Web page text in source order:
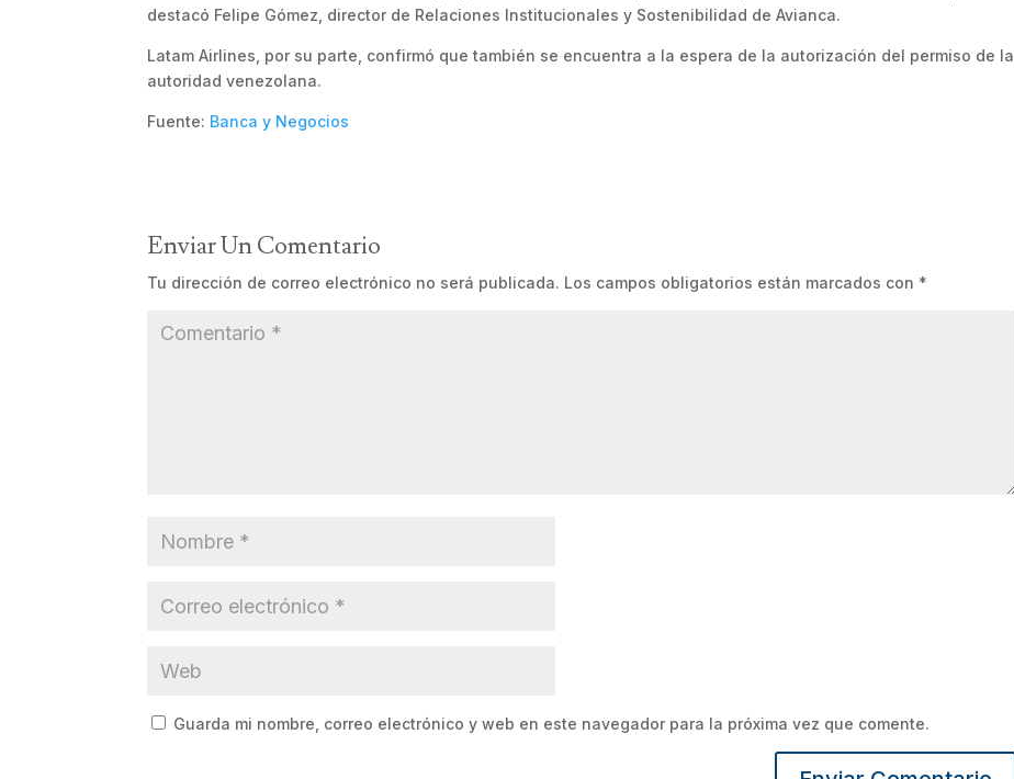
destacó Felipe Gómez, director de Relaciones Institucionales y Sostenibilidad de Avianca.
Latam Airlines, por su parte, confirmó que también se encuentra a la espera de la autorización del permiso de la
autoridad venezolana.
Fuente: Banca y Negocios
Enviar Un Comentario
Tu dirección de correo electrónico no será publicada. Los campos obligatorios están marcados con *
Guarda mi nombre, correo electrónico y web en este navegador para la próxima vez que comente.